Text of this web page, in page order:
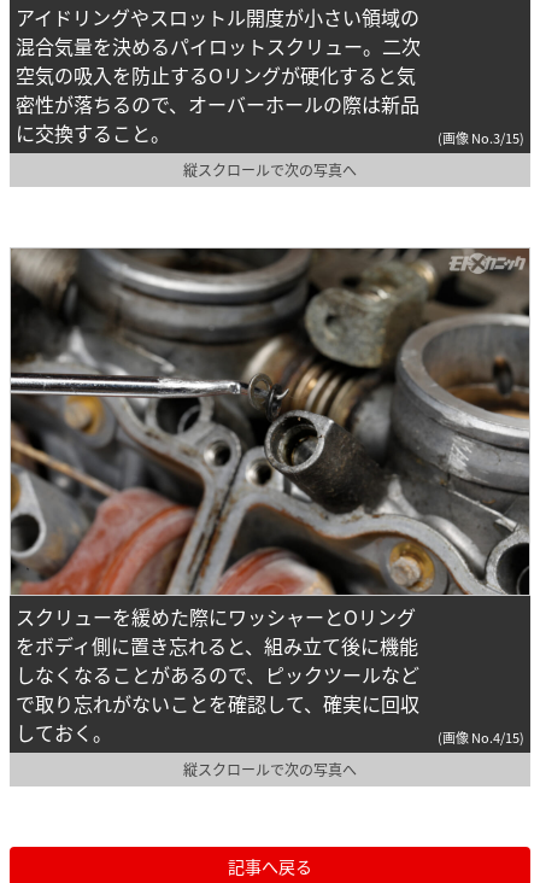
アイドリングやスロットル開度が小さい領域の
混合気量を決めるパイロットスクリュー。二次
空気の吸入を防止するOリングが硬化すると気
密性が落ちるので、オーバーホールの際は新品
に交換すること。
(画像 No.3/15)
縦スクロールで次の写真へ
スクリューを緩めた際にワッシャーとOリング
をボディ側に置き忘れると、組み立て後に機能
しなくなることがあるので、ピックツールなど
で取り忘れがないことを確認して、確実に回収
しておく。
(画像 No.4/15)
縦スクロールで次の写真へ
記事へ戻る